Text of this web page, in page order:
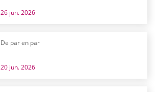
26 jun. 2026
De par en par
20 jun. 2026